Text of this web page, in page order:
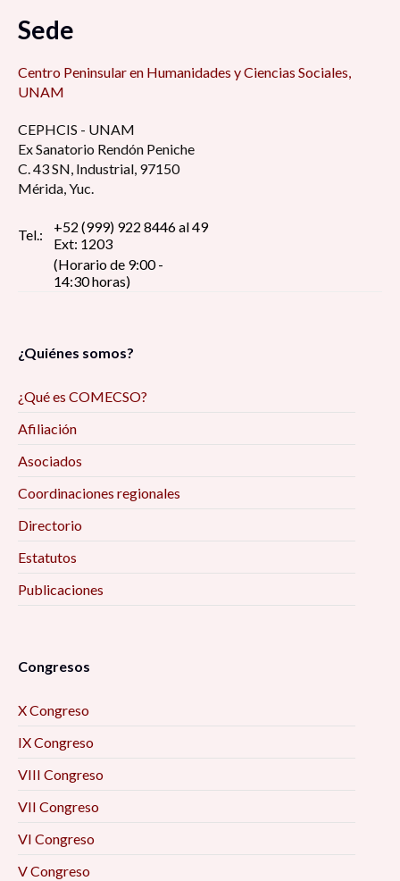
Sede
Centro Peninsular en Humanidades y Ciencias Sociales,
UNAM
CEPHCIS - UNAM
Ex Sanatorio Rendón Peniche
C. 43 SN, Industrial, 97150
Mérida, Yuc.
Tel.:
+52 (999) 922 8446 al 49
Ext: 1203
(Horario de 9:00 -
14:30 horas)
¿Quiénes somos?
¿Qué es COMECSO?
Afiliación
Asociados
Coordinaciones regionales
Directorio
Estatutos
Publicaciones
Congresos
X Congreso
IX Congreso
VIII Congreso
VII Congreso
VI Congreso
V Congreso